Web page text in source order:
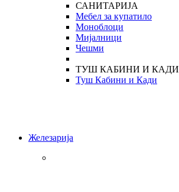
САНИТАРИЈА
Мебел за купатило
Моноблоци
Мијалници
Чешми
ТУШ КАБИНИ И КАДИ
Туш Кабини и Кади
Железарија